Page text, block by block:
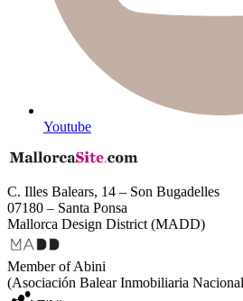
Youtube
C. Illes Balears, 14 – Son Bugadelles
07180 – Santa Ponsa
Mallorca Design District (MADD)
Member of Abini
(Asociación Balear Inmobiliaria